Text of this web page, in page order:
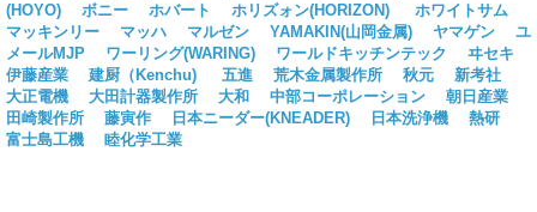
(HOYO)
ボニー ホバート ホリズォン(HORIZON)
ホワイトサム
マッキンリー
マッハ マルゼン YAMAKIN(山岡金属) ヤマゲン
ユ
メールMJP
ワーリング(WARING) ワールドキッチンテック
ヰセキ
伊藤産業
建厨（Kenchu) 五進 荒木金属製作所 秋元
新考社
大正電機
大田計器製作所 大和 中部コーポレーション
朝日産業
田崎製作所
藤寅作 日本ニーダー(KNEADER) 日本洗浄機
熱研
富士島工機
睦化学工業